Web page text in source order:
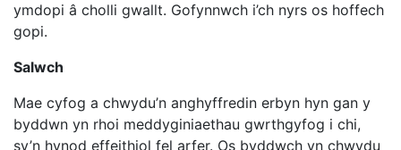
ymdopi â cholli gwallt. Gofynnwch i’ch nyrs os hoffech
gopi.
Salwch
Mae cyfog a chwydu’n anghyffredin erbyn hyn gan y
byddwn yn rhoi meddyginiaethau gwrthgyfog i chi,
sy’n hynod effeithiol fel arfer. Os byddwch yn chwydu